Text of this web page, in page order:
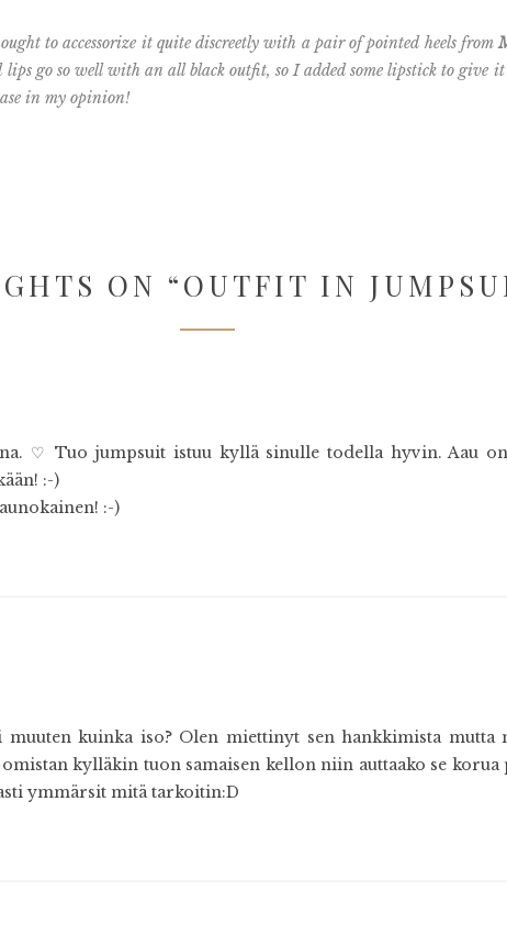
to accessorize it quite discreetly with a pair of pointed heels from
go so well with an all black outfit, so I added some lipstick to give it
in my opinion!
ON “OUTFIT IN
♡ Tuo jumpsuit istuu kyllä sinulle todella hyvin. Aau on
:-)
:-)
kuinka iso? Olen miettinyt sen hankkimista mutta
kylläkin tuon samaisen kellon niin auttaako se korua
ymmärsit mitä tarkoitin:D